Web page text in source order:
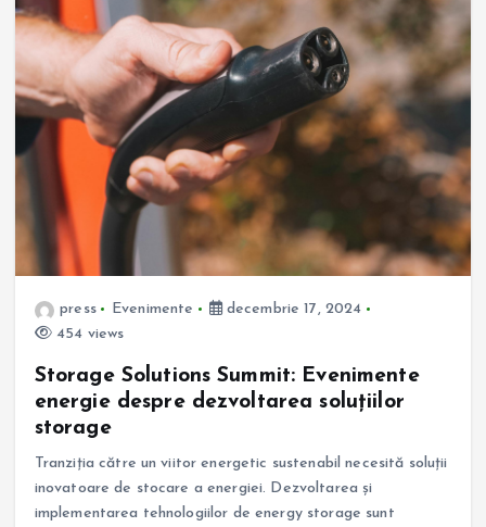
press Evenimente
decembrie 17, 2024
454 views
Storage Solutions Summit: Evenimente
energie despre dezvoltarea soluțiilor
storage
Tranziția către un viitor energetic sustenabil necesită soluții
inovatoare de stocare a energiei. Dezvoltarea și
implementarea tehnologiilor de energy storage sunt